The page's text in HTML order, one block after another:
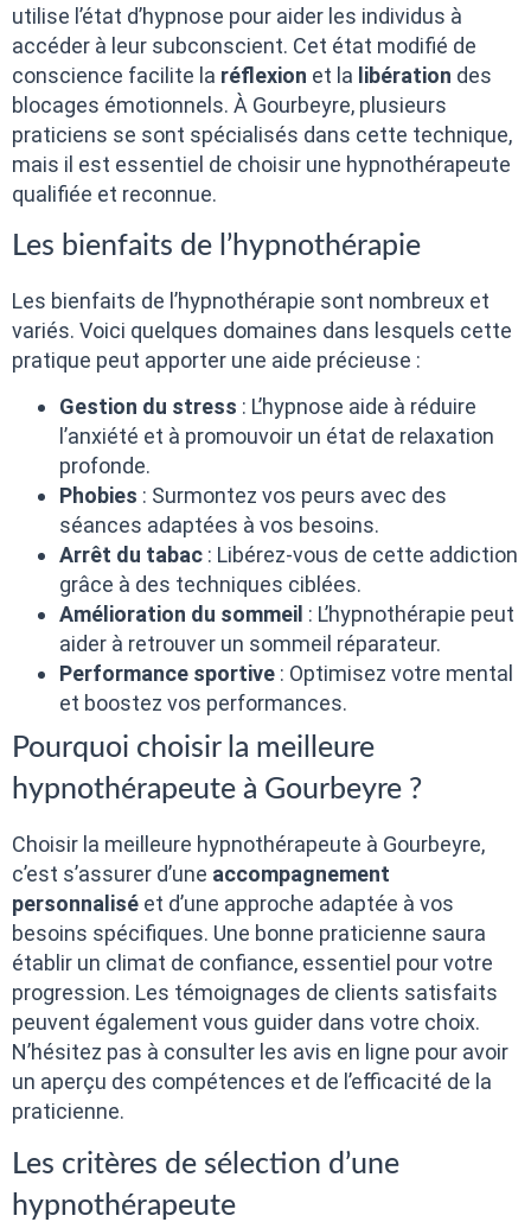
utilise l’état d’hypnose pour aider les individus à
accéder à leur subconscient. Cet état modifié de
conscience facilite la réflexion et la libération des
blocages émotionnels. À Gourbeyre, plusieurs
praticiens se sont spécialisés dans cette technique,
mais il est essentiel de choisir une hypnothérapeute
qualifiée et reconnue.
Les bienfaits de l’hypnothérapie
Les bienfaits de l’hypnothérapie sont nombreux et
variés. Voici quelques domaines dans lesquels cette
pratique peut apporter une aide précieuse :
Gestion du stress : L’hypnose aide à réduire
l’anxiété et à promouvoir un état de relaxation
profonde.
Phobies : Surmontez vos peurs avec des
séances adaptées à vos besoins.
Arrêt du tabac : Libérez-vous de cette addiction
grâce à des techniques ciblées.
Amélioration du sommeil : L’hypnothérapie peut
aider à retrouver un sommeil réparateur.
Performance sportive : Optimisez votre mental
et boostez vos performances.
Pourquoi choisir la meilleure
hypnothérapeute à Gourbeyre ?
Choisir la meilleure hypnothérapeute à Gourbeyre,
c’est s’assurer d’une accompagnement
personnalisé et d’une approche adaptée à vos
besoins spécifiques. Une bonne praticienne saura
établir un climat de confiance, essentiel pour votre
progression. Les témoignages de clients satisfaits
peuvent également vous guider dans votre choix.
N’hésitez pas à consulter les avis en ligne pour avoir
un aperçu des compétences et de l’efficacité de la
praticienne.
Les critères de sélection d’une
hypnothérapeute